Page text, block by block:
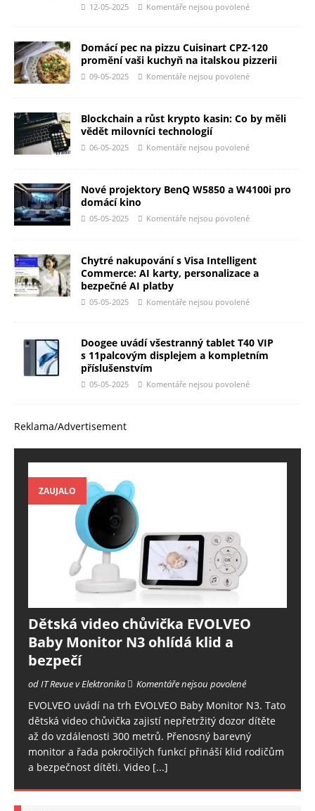
12-05-2025 Komentáře nejsou povolené
Domácí pec na pizzu Cuisinart CPZ-120
promění vaši kuchyň na italskou pizzerii
09-05-2025 Komentáře nejsou povolené
Blockchain a růst krypto kasin: Co by měli
vědět milovníci technologií
06-05-2025 Komentáře nejsou povolené
Nové projektory BenQ W5850 a W4100i pro
domácí kino
05-05-2025 Komentáře nejsou povolené
Chytré nakupování s Visa Intelligent
Commerce: AI karty, personalizace a
bezpečné AI platby
05-05-2025 Komentáře nejsou povolené
Doogee uvádí všestranný tablet T40 VIP
s 11palcovým displejem a kompletním
příslušenstvím
05-05-2025 Komentáře nejsou povolené
Reklama/Advertisement
ZAUJALO
Dětská video chůvička EVOLVEO
Baby Monitor N3 ohlídá klid a
bezpečí
od IT Revue v Elektronika Komentáře nejsou povolené
EVOLVEO uvádí na trh EVOLVEO Baby Monitor N3. Tato
dětská video chůvička zajistí nepřetržitý dozor dítěte
až do vzdálenosti 300 metrů. Přenosný barevný
monitor a řada pokročilých funkcí přináší klid rodičům
a bezpečnost dítěti. Video [...]